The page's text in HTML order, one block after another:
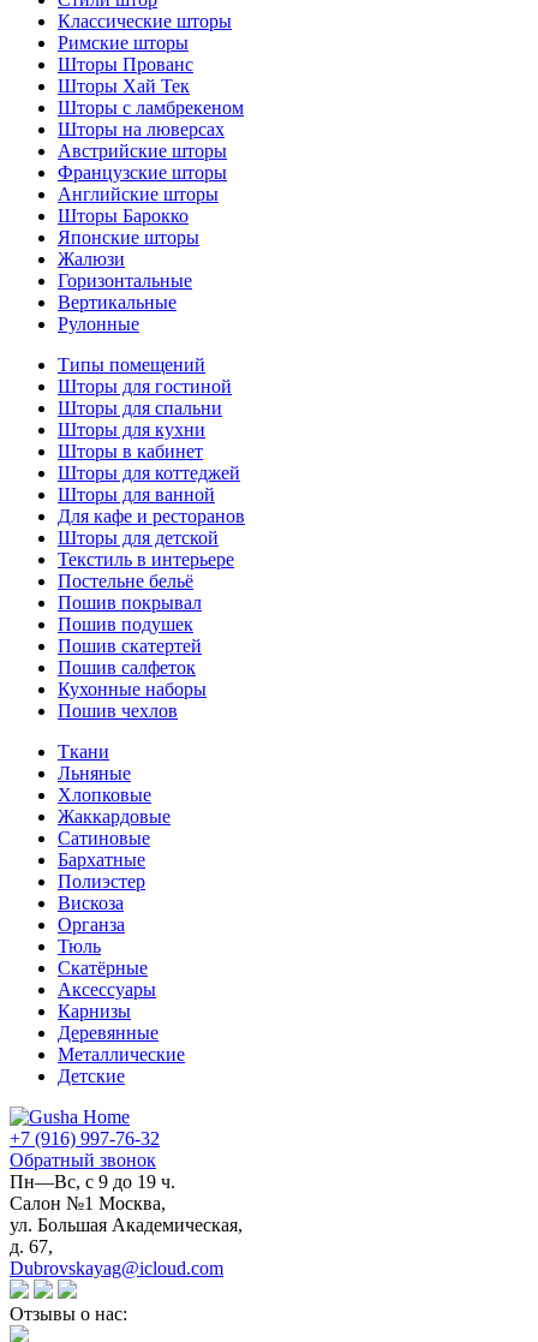
Классические шторы
Римские шторы
Шторы Прованс
Шторы Хай Тек
Шторы с ламбрекеном
Шторы на люверсах
Австрийские шторы
Французские шторы
Английские шторы
Шторы Барокко
Японские шторы
Жалюзи
Горизонтальные
Вертикальные
Рулонные
Типы помещений
Шторы для гостиной
Шторы для спальни
Шторы для кухни
Шторы в кабинет
Шторы для коттеджей
Шторы для ванной
Для кафе и ресторанов
Шторы для детской
Текстиль в интерьере
Постельне бельё
Пошив покрывал
Пошив подушек
Пошив скатертей
Пошив салфеток
Кухонные наборы
Пошив чехлов
Ткани
Льняные
Хлопковые
Жаккардовые
Сатиновые
Бархатные
Полиэстер
Вискоза
Органза
Тюль
Скатёрные
Аксессуары
Карнизы
Деревянные
Металлические
Детские
+7 (916) 997-76-32
Обратный звонок
Пн—Вс, с 9 до 19 ч.
Салон №1 Москва,
ул. Большая Академическая,
д. 67,
Dubrovskayag@icloud.com
Отзывы о нас: